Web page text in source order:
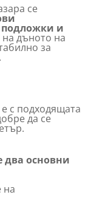
се
и
на дъното на
за
с подходящата
да се
два основни
на